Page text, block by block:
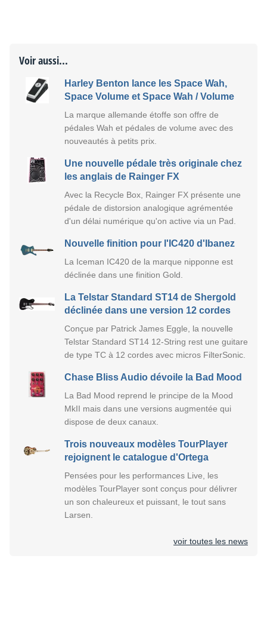
Voir aussi...
Harley Benton lance les Space Wah,
Space Volume et Space Wah / Volume
La marque allemande étoffe son offre de
pédales Wah et pédales de volume avec des
nouveautés à petits prix.
Une nouvelle pédale très originale chez
les anglais de Rainger FX
Avec la Recycle Box, Rainger FX présente une
pédale de distorsion analogique agrémentée
d'un délai numérique qu'on active via un Pad.
Nouvelle finition pour l'IC420 d'Ibanez
La Iceman IC420 de la marque nipponne est
déclinée dans une finition Gold.
La Telstar Standard ST14 de Shergold
déclinée dans une version 12 cordes
Conçue par Patrick James Eggle, la nouvelle
Telstar Standard ST14 12-String rest une guitare
de type TC à 12 cordes avec micros FilterSonic.
Chase Bliss Audio dévoile la Bad Mood
La Bad Mood reprend le principe de la Mood
MkII mais dans une versions augmentée qui
dispose de deux canaux.
Trois nouveaux modèles TourPlayer
rejoignent le catalogue d'Ortega
Pensées pour les performances Live, les
modèles TourPlayer sont conçus pour délivrer
un son chaleureux et puissant, le tout sans
Larsen.
voir toutes les news